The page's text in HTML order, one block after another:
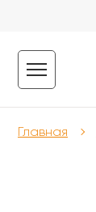
Главная